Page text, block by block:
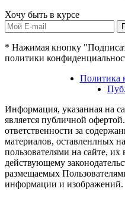
Хочу быть в курсе
* Нажимая кнопку
политики
Политика
Информация, указанная на
является публичной
ответственности за
материалов, оставленлных
пользователями на сайте,
действующему
размещаемых
информации и изображений.